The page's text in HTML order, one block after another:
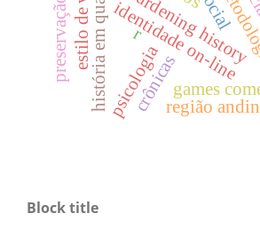
identidade on-line
burdening history
psicologia games
crônicasregião
r
Block title